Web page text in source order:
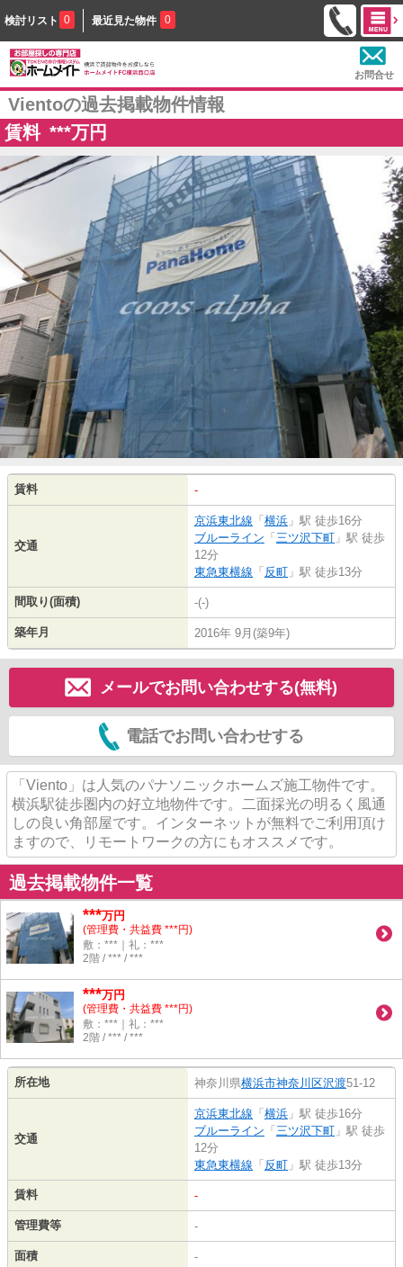
検討リスト 0 最近見た物件 0
お問合せ
Vientoの過去掲載物件情報
賃料 ***万円
賃料 -
交通
京浜東北線 「 横浜 」駅 徒歩16分
ブルーライン 「 三ツ沢下町 」駅 徒歩
12分
東急東横線 「 反町 」駅 徒歩13分
間取り(面積) -(-)
築年月 2016年 9月(築9年)
メールでお問い合わせする(無料)
電話でお問い合わせする
「Viento」は人気のパナソニックホームズ施工物件です。
横浜駅徒歩圏内の好立地物件です。二面採光の明るく風通
しの良い角部屋です。インターネットが無料でご利用頂け
ますので、リモートワークの方にもオススメです。
過去掲載物件一覧
***万円
(管理費・共益費 ***円)
敷：***｜礼：***
2階 / *** / ***
***万円
(管理費・共益費 ***円)
敷：***｜礼：***
2階 / *** / ***
所在地 神奈川県横浜市神奈川区沢渡51-12
交通
京浜東北線 「 横浜 」駅 徒歩16分
ブルーライン 「 三ツ沢下町 」駅 徒歩
12分
東急東横線 「 反町 」駅 徒歩13分
賃料 -
管理費等 -
面積 -